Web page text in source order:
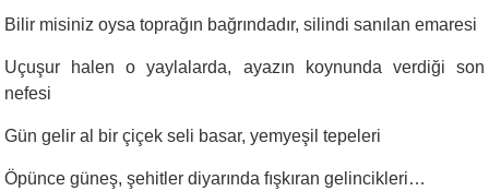
Bilir misiniz oysa toprağın bağrındadır, silindi sanılan emaresi
Uçuşur halen o yaylalarda, ayazın koynunda verdiği son
nefesi
Gün gelir al bir çiçek seli basar, yemyeşil tepeleri
Öpünce güneş, şehitler diyarında fışkıran gelincikleri…